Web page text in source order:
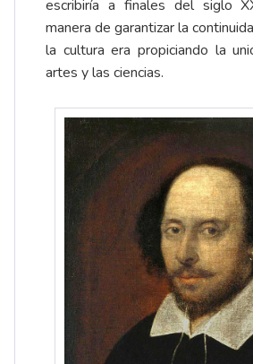
escribiría a finales del siglo
manera de garantizar la
la cultura era propiciando la
artes y las ciencias.